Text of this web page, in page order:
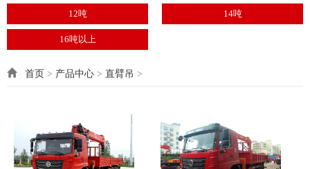
12吨 14吨
16吨以上
首页 > 产品中心 > 直臂吊 >